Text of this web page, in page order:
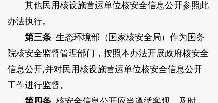
其他民用核设施营运单位核安全信息公开参照此
办法执行。
第三条生态环境部（国家核安全局）作为国务
院核安全监督管理部门，按照本办法开展政府核安全
信息公开,并对民用核设施营运单位核安全信息公开
工作进行监督。